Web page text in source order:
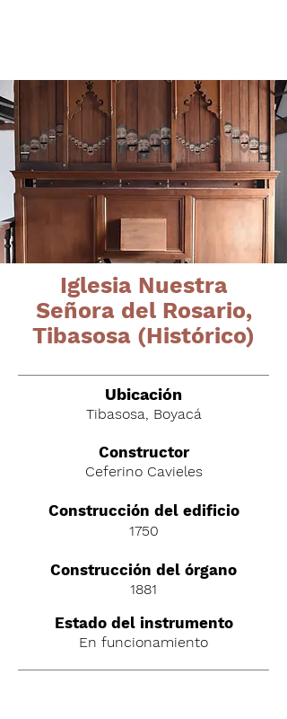
Iglesia Nuestra
Señora del Rosario,
Tibasosa (Histórico)
Ubicación
Tibasosa, Boyacá
Constructor
Ceferino Cavieles
Construcción del edificio
1750
Construcción del órgano
1881
Estado del instrumento
En funcionamiento